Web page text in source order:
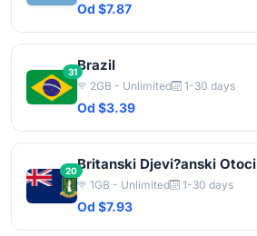
Od $7.87
31Brazil
2GB - Unlimited 1-30 days
Od $3.39
20Britanski Djevi?anski Otoci
1GB - Unlimited 1-30 days
Od $7.93